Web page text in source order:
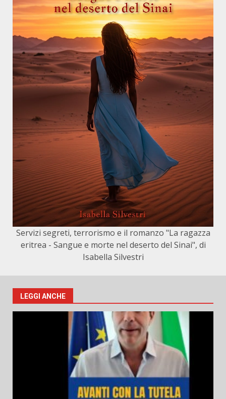
Servizi segreti, terrorismo e il romanzo "La ragazza
eritrea - Sangue e morte nel deserto del Sinai", di
Isabella Silvestri
LEGGI ANCHE